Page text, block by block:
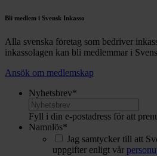
Bli medlem i Svensk Inkasso
Alla svenska företag som bedriver
inkassolagen kan bli medlemmar i
Ansök om medlemskap
Nyhetsbrev*
Fyll i din e-postadress för att
Namnlös*
Jag samtycker till att
uppgifter enligt vår